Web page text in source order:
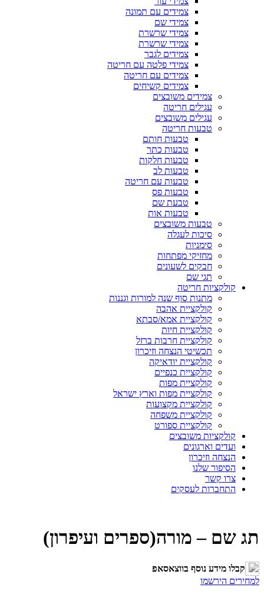
צמידים עם תמונה
צמידי שם
צמידי שרשרת
צמידי שרשרת
צמידים לגבר
צמידי פלטה עם חריטה
צמידים עם חריטה
צמידים קשיחים
צמידים משובצים
עגילים חריטה
עגילים משובצים
טבעות חריטה
טבעות חותם
טבעות כתר
טבעות חלקות
טבעות לב
טבעות עם חריטה
טבעות פס
טבעת שם
טבעות אות
טבעות משובצים
סיכות לעגלה
סימניות
מחזיקי מפתחות
חבקים לשעונים
תגי שם
קולקציות חריטה
מתנות סוף שנה למורות וגננות
קולקציית אהבה
קולקציית אמא/סבתא
קולקציית חיות
קולקציית חרבות ברזל
תכשיטי הנצחה וזיכרון
קולקציית יודאיקה
קולקציית כנפיים
קולקציית מפות
קולקציית מפות וארץ ישראל
קולקציית מקצועות
קולקציית משפחה
קולקציית ספורט
קולקציות משובצים
ועדים וארגונים
הנצחה וזיכרון
הסיפור שלנו
צרו קשר
התחברות לעסקים
תג שם – מורה(ספרים ועיפרון)
קבלו מידע נוסף בווצאסאפ
למחירים הירשמו